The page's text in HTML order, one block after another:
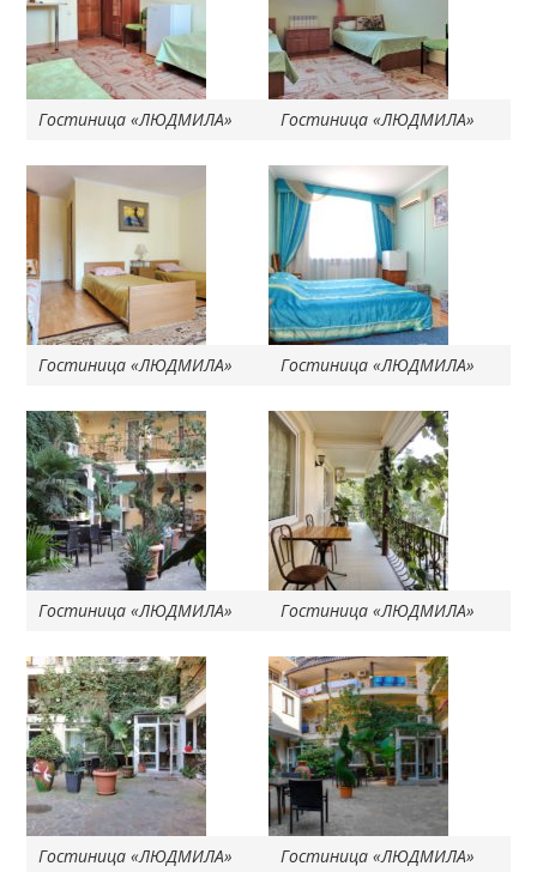
Гостиница «ЛЮДМИЛА» Гостиница «ЛЮДМИЛА»
Гостиница «ЛЮДМИЛА» Гостиница «ЛЮДМИЛА»
Гостиница «ЛЮДМИЛА» Гостиница «ЛЮДМИЛА»
Гостиница «ЛЮДМИЛА» Гостиница «ЛЮДМИЛА»